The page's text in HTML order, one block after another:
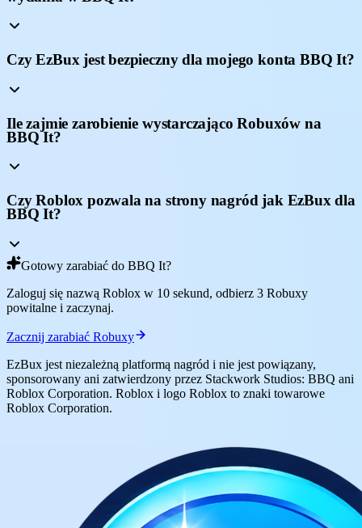
Czy EzBux jest bezpieczny dla mojego konta BBQ It?
Ile zajmie zarobienie wystarczająco Robuxów na
BBQ It?
Czy Roblox pozwala na strony nagród jak EzBux dla
BBQ It?
Gotowy zarabiać do BBQ It?
Zaloguj się nazwą Roblox w 10 sekund, odbierz 3 Robuxy
powitalne i zaczynaj.
Zacznij zarabiać Robuxy
EzBux jest niezależną platformą nagród i nie jest powiązany,
sponsorowany ani zatwierdzony przez Stackwork Studios: BBQ ani
Roblox Corporation. Roblox i logo Roblox to znaki towarowe
Roblox Corporation.